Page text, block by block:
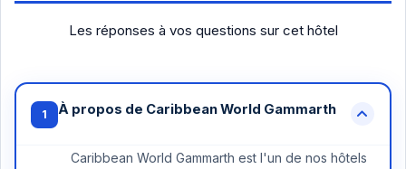
Les réponses à vos questions sur cet hôtel
1 À propos de Caribbean World Gammarth
Caribbean World Gammarth est l'un de nos hôtels